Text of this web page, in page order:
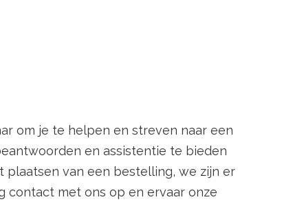
om je te helpen en streven naar een
en assistentie te bieden
plaatsen van een bestelling, we zijn er
contact met ons op en ervaar onze